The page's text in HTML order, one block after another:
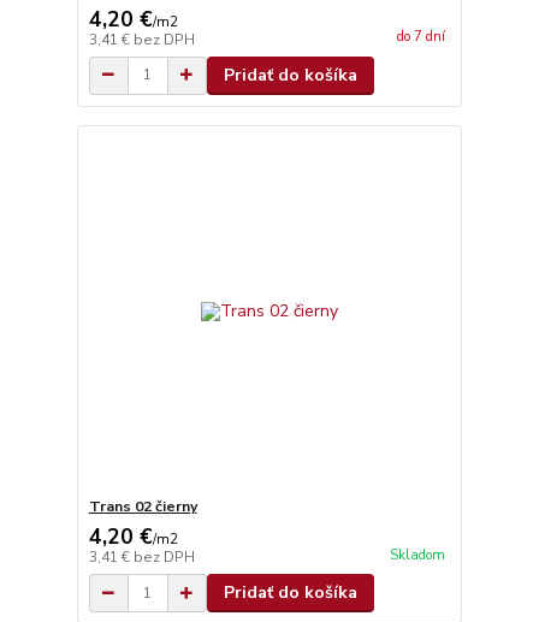
4,20 €/m2
3,41 € bez DPH do 7 dní
Pridať do košíka
Trans 02 čierny
4,20 €/m2
3,41 € bez DPH Skladom
Pridať do košíka